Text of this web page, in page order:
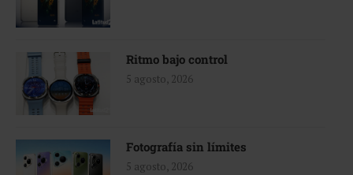
Ritmo bajo control
5 agosto, 2026
Fotografía sin límites
5 agosto, 2026